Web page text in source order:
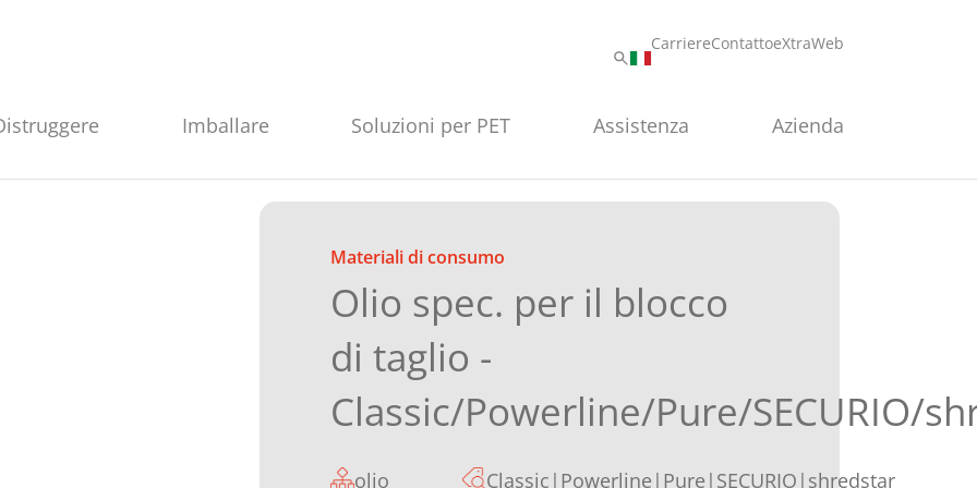
CarriereContattoeXtraWeb
Imballare Soluzioni per PET Assistenza Azienda
Materiali di consumo
Olio spec. per il blocco
di taglio -
Classic/Powerline/Pure/SECURIO/
olio
Classic|Powerline|Pure|SECURIO|shredstar